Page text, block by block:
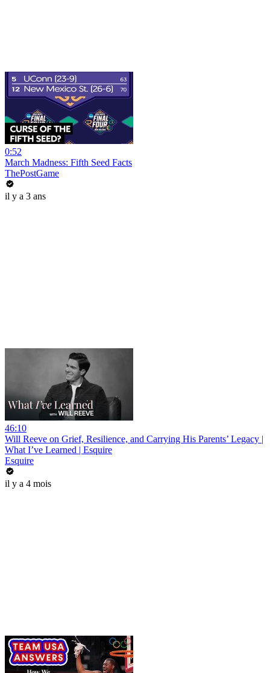
0:52
March Madness: Fifth Seed Facts
ThePostGame
il y a 3 ans
46:10
Will Reeve on Grief, Resilience, and Carrying His Parents’ Legacy |
What I’ve Learned | Esquire
Esquire
il y a 4 mois